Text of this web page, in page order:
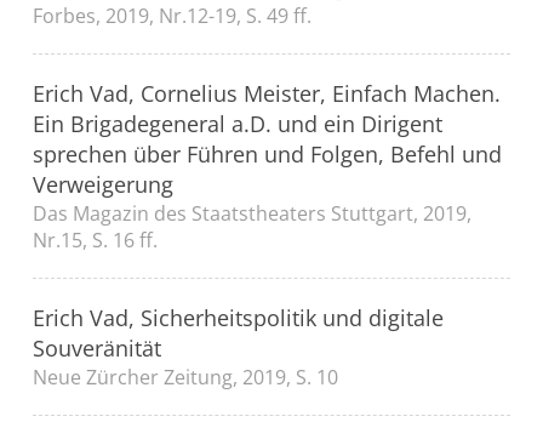
Forbes, 2019, Nr.12-19, S. 49 ff.
Erich Vad, Cornelius Meister, Einfach Machen.
Ein Brigadegeneral a.D. und ein Dirigent
sprechen über Führen und Folgen, Befehl und
Verweigerung
Das Magazin des Staatstheaters Stuttgart, 2019,
Nr.15, S. 16 ff.
Erich Vad, Sicherheitspolitik und digitale
Souveränität
Neue Zürcher Zeitung, 2019, S. 10